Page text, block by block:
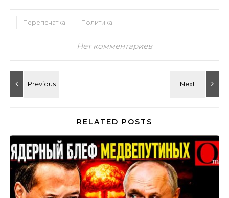
Перепечатка Политика
Нет комментариев
RELATED POSTS